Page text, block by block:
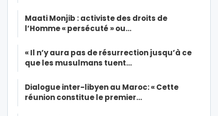
Maati Monjib : activiste des droits de
l’Homme « persécuté » ou…
« Il n’y aura pas de résurrection jusqu’à ce
que les musulmans tuent…
Dialogue inter-libyen au Maroc: « Cette
réunion constitue le premier…